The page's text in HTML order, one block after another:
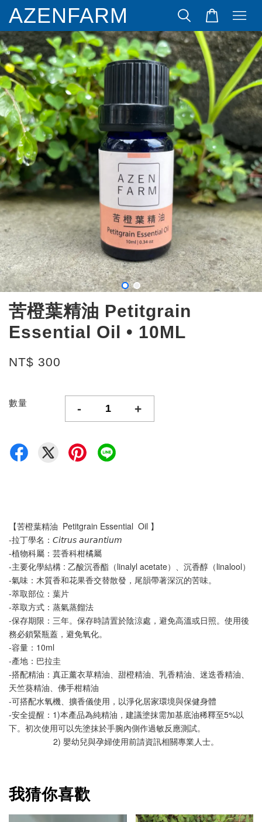
AZENFARM
苦橙葉精油 Petitgrain
Essential Oil • 10ML
NT$ 300
數量 - +
【苦橙葉精油  Petitgrain Essential  Oil 】
-拉丁學名：𝘊𝘪𝘵𝘳𝘶𝘴 𝘢𝘶𝘳𝘢𝘯𝘵𝘪𝘶𝘮
-植物科屬：芸香科柑橘屬
-主要化學結構 : 乙酸沉香酯（linalyl acetate）、沉香醇（linalool）
-氣味：木質香和花果香交替散發，尾韻帶著深沉的苦味。
-萃取部位：葉片
-萃取方式：蒸氣蒸餾法
-保存期限：三年。保存時請置於陰涼處，避免高溫或日照。使用後
務必鎖緊瓶蓋，避免氧化。
-容量：10ml
-產地：巴拉圭
-搭配精油：真正薰衣草精油、甜橙精油、乳香精油、迷迭香精油、
天竺葵精油、佛手柑精油
-可搭配水氧機、擴香儀使用，以淨化居家環境與保健身體
-安全提醒：1)本產品為純精油，建議塗抹需加基底油稀釋至5%以
下。初次使用可以先塗抹於手腕內側作過敏反應測試。
2) 嬰幼兒與孕婦使用前請資訊相關專業人士。
我猜你喜歡